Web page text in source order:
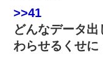
>>41
どんなデータ
わらせるくせに